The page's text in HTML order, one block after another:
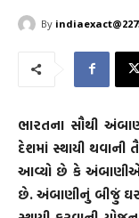
By
ભારતના સૌથી
દેશમાં સ્થાયી થવાની
આવ્યો છે કે અંબાણીએ
છે. અંબાણીનું બીજું